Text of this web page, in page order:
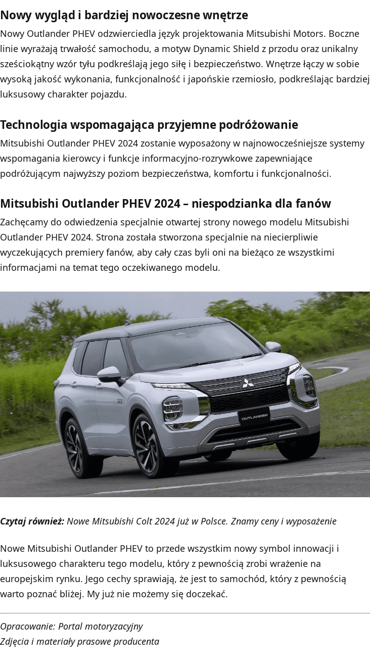
Nowy wygląd i bardziej nowoczesne wnętrze
Nowy Outlander PHEV odzwierciedla język projektowania Mitsubishi Motors. Boczne
linie wyrażają trwałość samochodu, a motyw Dynamic Shield z przodu oraz unikalny
sześciokątny wzór tyłu podkreślają jego siłę i bezpieczeństwo. Wnętrze łączy w sobie
wysoką jakość wykonania, funkcjonalność i japońskie rzemiosło, podkreślając bardziej
luksusowy charakter pojazdu.
Technologia wspomagająca przyjemne podróżowanie
Mitsubishi Outlander PHEV 2024 zostanie wyposażony w najnowocześniejsze systemy
wspomagania kierowcy i funkcje informacyjno-rozrywkowe zapewniające
podróżującym najwyższy poziom bezpieczeństwa, komfortu i funkcjonalności.
Mitsubishi Outlander PHEV 2024 – niespodzianka dla fanów
Zachęcamy do odwiedzenia specjalnie otwartej strony nowego modelu Mitsubishi
Outlander PHEV 2024. Strona została stworzona specjalnie na niecierpliwie
wyczekujących premiery fanów, aby cały czas byli oni na bieżąco ze wszystkimi
informacjami na temat tego oczekiwanego modelu.
Czytaj również: Nowe Mitsubishi Colt 2024 już w Polsce. Znamy ceny i wyposażenie
Nowe Mitsubishi Outlander PHEV to przede wszystkim nowy symbol innowacji i
luksusowego charakteru tego modelu, który z pewnością zrobi wrażenie na
europejskim rynku. Jego cechy sprawiają, że jest to samochód, który z pewnością
warto poznać bliżej. My już nie możemy się doczekać.
Opracowanie: Portal motoryzacyjny
Zdjęcia i materiały prasowe producenta